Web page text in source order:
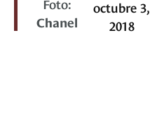
Chanel
octubre 3,
2018